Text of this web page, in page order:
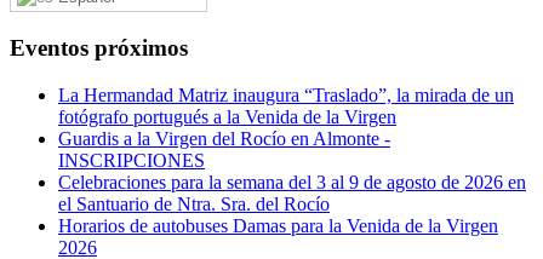
Eventos próximos
La Hermandad Matriz inaugura “Traslado”, la mirada de un
fotógrafo portugués a la Venida de la Virgen
Guardis a la Virgen del Rocío en Almonte -
INSCRIPCIONES
Celebraciones para la semana del 3 al 9 de agosto de 2026 en
el Santuario de Ntra. Sra. del Rocío
Horarios de autobuses Damas para la Venida de la Virgen
2026